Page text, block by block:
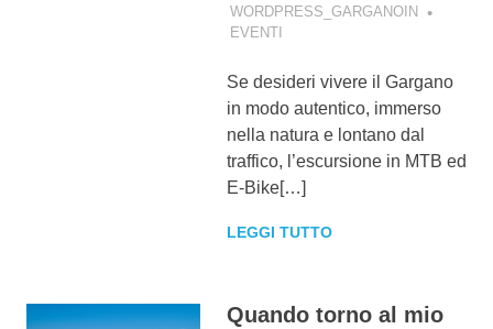
WORDPRESS_GARGANOIN
EVENTI
Se desideri vivere il Gargano
in modo autentico, immerso
nella natura e lontano dal
traffico, l’escursione in MTB ed
E-Bike[…]
LEGGI TUTTO
Quando torno al mio